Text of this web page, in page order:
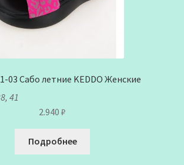
03 Сабо летние KEDDO Женские
41
2.940 ₽
Подробнее